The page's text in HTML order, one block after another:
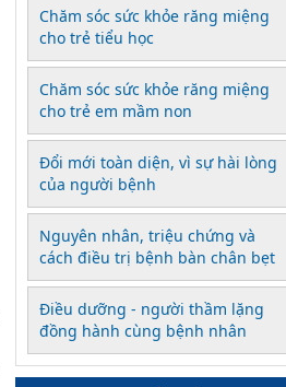
Chăm sóc sức khỏe răng miệng
cho trẻ tiểu học
Chăm sóc sức khỏe răng miệng
cho trẻ em mầm non
Đổi mới toàn diện, vì sự hài lòng
của người bệnh
Nguyên nhân, triệu chứng và
cách điều trị bệnh bàn chân bẹt
Điều dưỡng - người thầm lặng
đồng hành cùng bệnh nhân